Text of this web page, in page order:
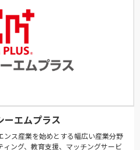
ーエムプラス
ス産業を始めとする幅広い産業分野
ング、教育支援、マッチングサービ